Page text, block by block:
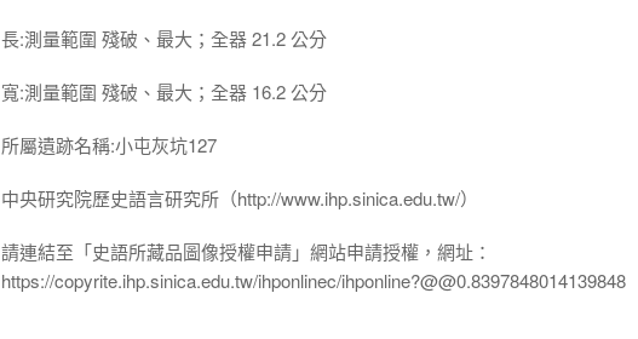
長:測量範圍 殘破、最大；全器 21.2 公分
寬:測量範圍 殘破、最大；全器 16.2 公分
所屬遺跡名稱:小屯灰坑127
中央研究院歷史語言研究所（http://www.ihp.sinica.edu.tw/）
請連結至「史語所藏品圖像授權申請」網站申請授權，網址：
https://copyrite.ihp.sinica.edu.tw/ihponlinec/ihponline?@@0.8397848014139848